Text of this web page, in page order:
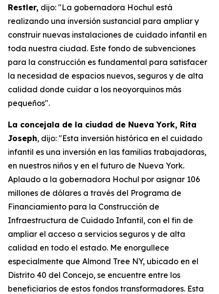
Restler, dijo: "La gobernadora Hochul está
realizando una inversión sustancial para ampliar y
construir nuevas instalaciones de cuidado infantil en
toda nuestra ciudad. Este fondo de subvenciones
para la construcción es fundamental para satisfacer
la necesidad de espacios nuevos, seguros y de alta
calidad donde cuidar a los neoyorquinos más
pequeños".
La concejala de la ciudad de Nueva York, Rita
Joseph, dijo: "Esta inversión histórica en el cuidado
infantil es una inversión en las familias trabajadoras,
en nuestros niños y en el futuro de Nueva York.
Aplaudo a la gobernadora Hochul por asignar 106
millones de dólares a través del Programa de
Financiamiento para la Construcción de
Infraestructura de Cuidado Infantil, con el fin de
ampliar el acceso a servicios seguros y de alta
calidad en todo el estado. Me enorgullece
especialmente que Almond Tree NY, ubicado en el
Distrito 40 del Concejo, se encuentre entre los
beneficiarios de estos fondos transformadores. Esta